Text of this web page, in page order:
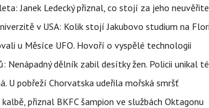
Janek Ledecký přiznal, co stojí za jeho
v USA: Kolik stojí Jakubovo studium na
u Měsíce UFO. Hovoří o vyspělé technologii
Nenápadný dělník zabil desítky žen. Policii unikal
U pobřeží Chorvatska udeřila mořská smršť
přiznal BKFC šampion ve službách Oktagonu